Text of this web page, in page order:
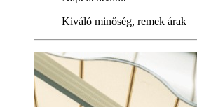
Kiváló minőség, remek árak